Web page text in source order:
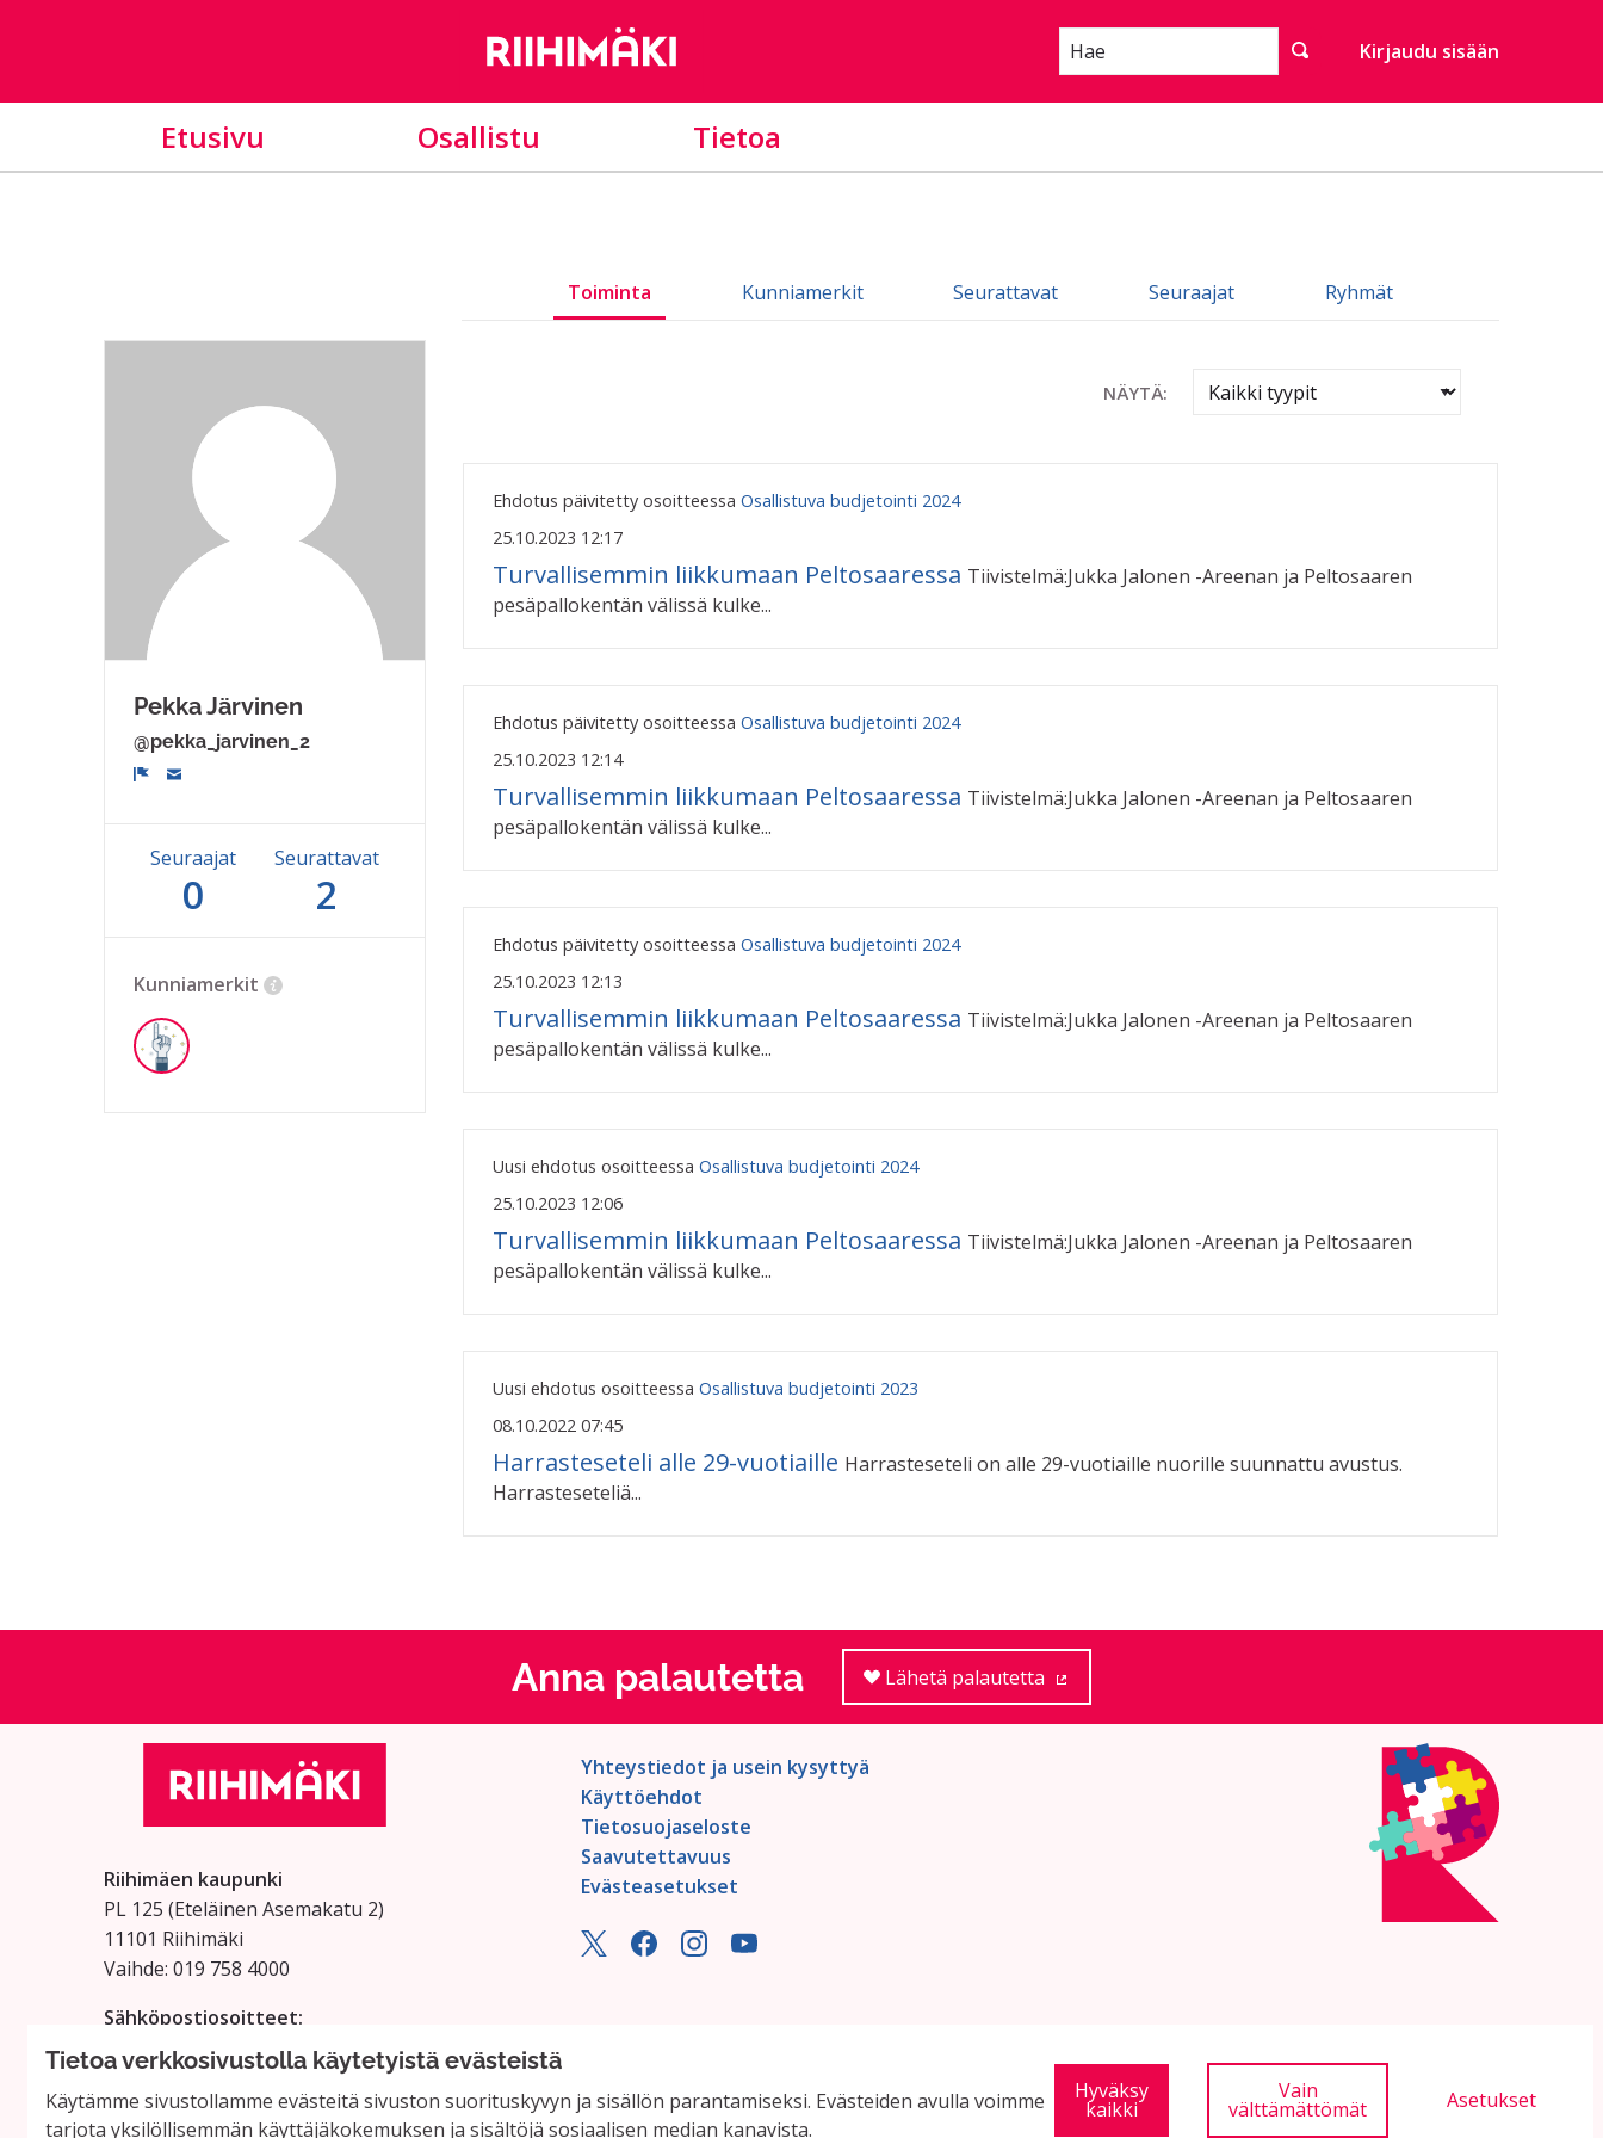
Tietoa verkkosivustolla käytetyistä evästeistä
Käytämme sivustollamme evästeitä sivuston suorituskyvyn ja sisällön parantamiseksi. Evästeiden avulla voimme
tarjota yksilöllisemmän käyttäjäkokemuksen ja sisältöjä sosiaalisen median kanavista.
Hyväksy
kaikki
Vain
välttämättömät Asetukset
Hae Kirjaudu sisään
Etusivu Osallistu Tietoa
Toiminta Kunniamerkit Seurattavat Seuraajat Ryhmät
Pekka Järvinen
@pekka_jarvinen_2
Seuraajat
0
Seurattavat
2
Kunniamerkit
NÄYTÄ:
Ehdotus päivitetty osoitteessa Osallistuva budjetointi 2024
25.10.2023 12:17
Turvallisemmin liikkumaan Peltosaaressa Tiivistelmä:Jukka Jalonen -Areenan ja Peltosaaren
pesäpallokentän välissä kulke...
Ehdotus päivitetty osoitteessa Osallistuva budjetointi 2024
25.10.2023 12:14
Turvallisemmin liikkumaan Peltosaaressa Tiivistelmä:Jukka Jalonen -Areenan ja Peltosaaren
pesäpallokentän välissä kulke...
Ehdotus päivitetty osoitteessa Osallistuva budjetointi 2024
25.10.2023 12:13
Turvallisemmin liikkumaan Peltosaaressa Tiivistelmä:Jukka Jalonen -Areenan ja Peltosaaren
pesäpallokentän välissä kulke...
Uusi ehdotus osoitteessa Osallistuva budjetointi 2024
25.10.2023 12:06
Turvallisemmin liikkumaan Peltosaaressa Tiivistelmä:Jukka Jalonen -Areenan ja Peltosaaren
pesäpallokentän välissä kulke...
Uusi ehdotus osoitteessa Osallistuva budjetointi 2023
08.10.2022 07:45
Harrasteseteli alle 29-vuotiaille Harrasteseteli on alle 29-vuotiaille nuorille suunnattu avustus.
Harrasteseteliä...
Anna palautetta Lähetä palautetta
Riihimäen kaupunki
PL 125 (Eteläinen Asemakatu 2)
11101 Riihimäki
Vaihde: 019 758 4000
Sähköpostiosoitteet:
etunimi.sukunimi@riihimaki.fi
Yhteystiedot ja usein kysyttyä
Käyttöehdot
Tietosuojaseloste
Saavutettavuus
Evästeasetukset